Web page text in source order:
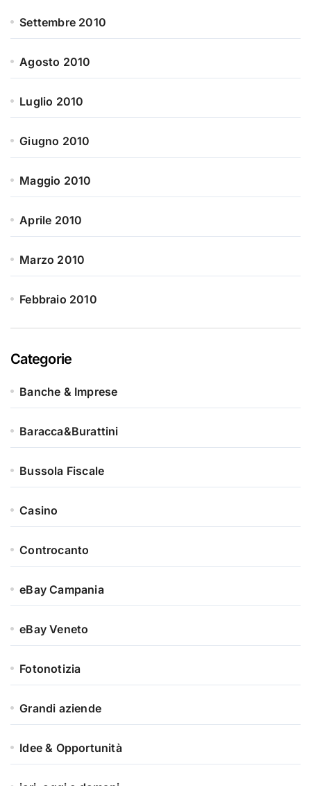
Settembre 2010
Agosto 2010
Luglio 2010
Giugno 2010
Maggio 2010
Aprile 2010
Marzo 2010
Febbraio 2010
Categorie
Banche & Imprese
Baracca&Burattini
Bussola Fiscale
Casino
Controcanto
eBay Campania
eBay Veneto
Fotonotizia
Grandi aziende
Idee & Opportunità